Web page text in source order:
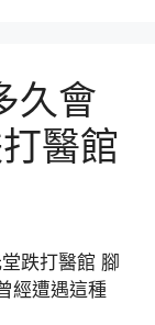
久會
醫館
跌打醫館 腳
經遭遇這種